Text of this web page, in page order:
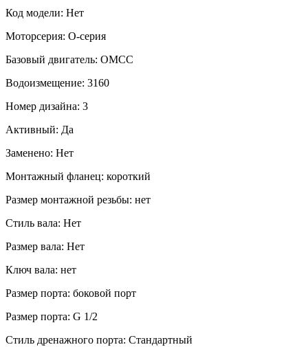
Код модели: Нет
Моторсерия: O-серия
Базовый двигатель: ОМСС
Водоизмещение: 3160
Номер дизайна: 3
Активный: Да
Заменено: Нет
Монтажный фланец: короткий
Размер монтажной резьбы: нет
Стиль вала: Нет
Размер вала: Нет
Ключ вала: нет
Размер порта: боковой порт
Размер порта: G 1/2
Стиль дренажного порта: Стандартный